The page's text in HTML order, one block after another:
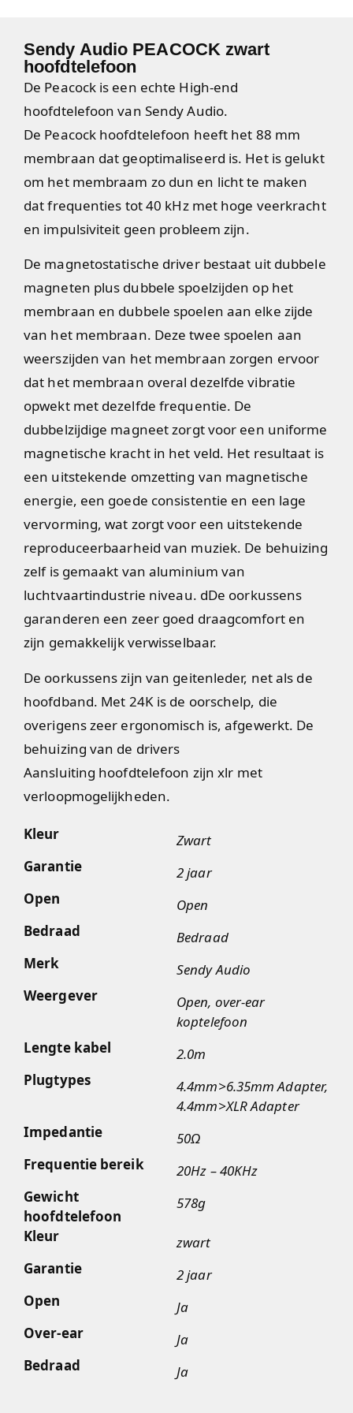
Sendy Audio PEACOCK zwart
hoofdtelefoon
De Peacock is een echte High-end
hoofdtelefoon van Sendy Audio.
De Peacock hoofdtelefoon heeft het 88 mm
membraan dat geoptimaliseerd is. Het is gelukt
om het membraam zo dun en licht te maken
dat frequenties tot 40 kHz met hoge veerkracht
en impulsiviteit geen probleem zijn.
De magnetostatische driver bestaat uit dubbele
magneten plus dubbele spoelzijden op het
membraan en dubbele spoelen aan elke zijde
van het membraan. Deze twee spoelen aan
weerszijden van het membraan zorgen ervoor
dat het membraan overal dezelfde vibratie
opwekt met dezelfde frequentie. De
dubbelzijdige magneet zorgt voor een uniforme
magnetische kracht in het veld. Het resultaat is
een uitstekende omzetting van magnetische
energie, een goede consistentie en een lage
vervorming, wat zorgt voor een uitstekende
reproduceerbaarheid van muziek. De behuizing
zelf is gemaakt van aluminium van
luchtvaartindustrie niveau. dDe oorkussens
garanderen een zeer goed draagcomfort en
zijn gemakkelijk verwisselbaar.
De oorkussens zijn van geitenleder, net als de
hoofdband. Met 24K is de oorschelp, die
overigens zeer ergonomisch is, afgewerkt. De
behuizing van de drivers
Aansluiting hoofdtelefoon zijn xlr met
verloopmogelijkheden.
Kleur
Zwart
Garantie
2 jaar
Open
Open
Bedraad
Bedraad
Merk
Sendy Audio
Weergever
Open, over-ear
koptelefoon
Lengte kabel
2.0m
Plugtypes
4.4mm>6.35mm Adapter,
4.4mm>XLR Adapter
Impedantie
50Ω
Frequentie bereik
20Hz – 40KHz
Gewicht
hoofdtelefoon
578g
Kleur
zwart
Garantie
2 jaar
Open
Ja
Over-ear
Ja
Bedraad
Ja